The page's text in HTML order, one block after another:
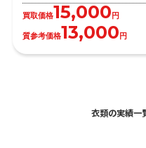
買取価格15,000 円
質参考価格13,000 円
衣類の実績一